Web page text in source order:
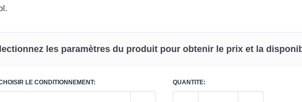
les paramètres du produit pour obtenir le prix et la
LE CONDITIONNEMENT: QUANTITE: